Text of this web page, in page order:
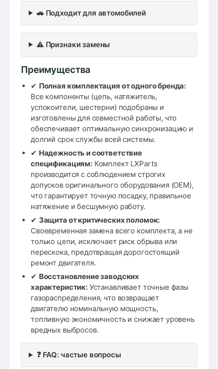
🚗 Подходит для автомобилей
⚠️ Признаки замены
Преимущества
✔ Полная комплектация от одного бренда:
Все компоненты (цепь, натяжитель,
успокоители, шестерни) подобраны и
изготовлены для совместной работы, что
обеспечивает оптимальную синхронизацию и
долгий срок службы всей системы.
✔ Надежность и соответствие
спецификациям:Комплект LXParts
производится с соблюдением строгих
допусков оригинального оборудования (OEM),
что гарантирует точную посадку, правильное
натяжение и бесшумную работу.
✔ Защита от критических поломок:
Своевременная замена всего комплекта, а не
только цепи, исключает риск обрыва или
перескока, предотвращая дорогостоящий
ремонт двигателя.
✔ Восстановление заводских
характеристик:Устанавливает точные фазы
газораспределения, что возвращает
двигателю номинальную мощность,
топливную экономичность и снижает уровень
вредных выбросов.
❓ FAQ: частые вопросы